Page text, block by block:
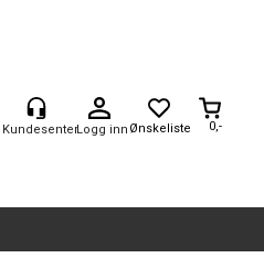
Logg inn 0,-